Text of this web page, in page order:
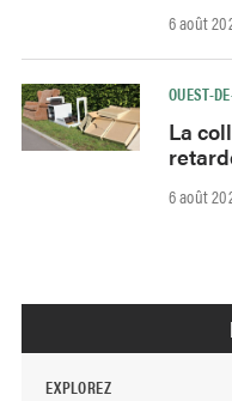
6 août
OUEST-
La
6 août
EXPLOREZ